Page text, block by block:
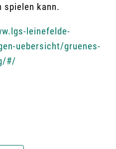
spielen kann.
leinefelde-
uebersicht/gruenes-
#/